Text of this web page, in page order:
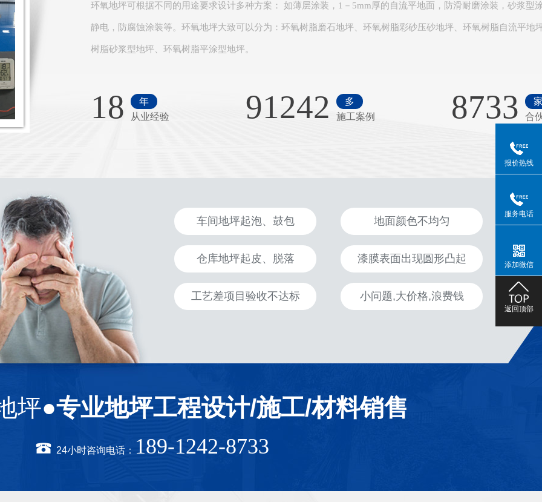
环氧地坪可根据不同的用途要求设计多种方案 ： 如薄层涂装，1－5mm厚的自流平地面，防滑耐磨涂装，砂浆型
静电，防腐蚀涂装等。环氧地坪大致可以分为：环氧树脂磨石地坪、环氧树脂彩砂压砂地坪、环氧树脂自流平地
树脂砂浆型地坪、环氧树脂平涂型地坪。
18
年
从业经验
91242
多
施工案例
8733
合
车间地坪起泡、鼓包 地面颜色不均匀
仓库地坪起皮、脱落 漆膜表面出现圆形凸起
工艺差项目验收不达标 小问题,大价格,浪费钱
坪●专业地坪工程设计/施工/材料销售
24小时咨询电话： 189-1242-8733
报价热线
服务电话
添加微信
返回顶部